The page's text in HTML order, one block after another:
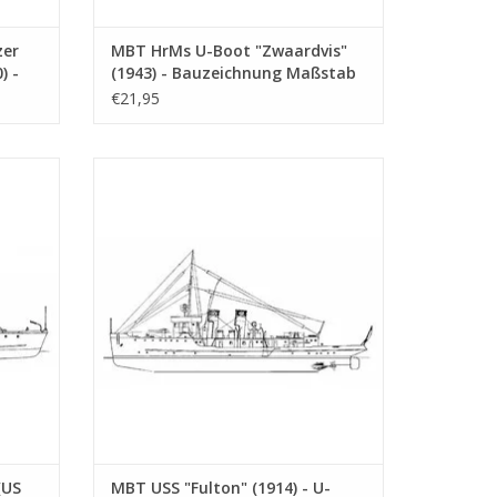
Decks;
-
MBT HrMs U-Boot "Zwaardvis"
(1943) - Bauzeichnung Maßstab
1 : 200 (10.11.005)
€21,95
ZUM WARENKORB HINZUFÜGEN
MBT USS "Fulton" (1914) - U-